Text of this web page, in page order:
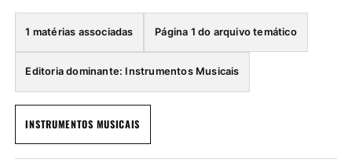
1 matérias associadas Página 1 do arquivo temático
Editoria dominante: Instrumentos Musicais
INSTRUMENTOS MUSICAIS